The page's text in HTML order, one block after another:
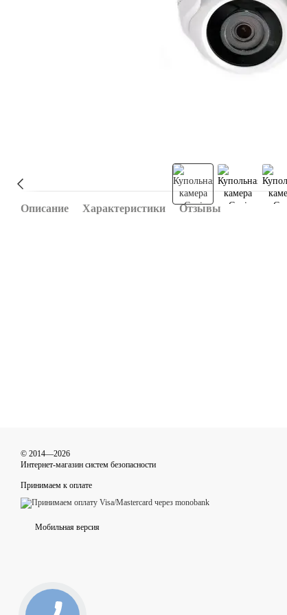
Описание Характеристики Отзывы
© 2014—2026
Интернет-магазин систем безопасности
Принимаем к оплате
Мобильная версия